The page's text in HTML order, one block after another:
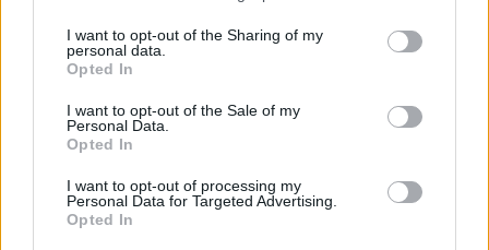
I want to opt-out of the Sharing of my
personal data.
Opted In
I want to opt-out of the Sale of my
Personal Data.
Opted In
I want to opt-out of processing my
Personal Data for Targeted Advertising.
Opted In